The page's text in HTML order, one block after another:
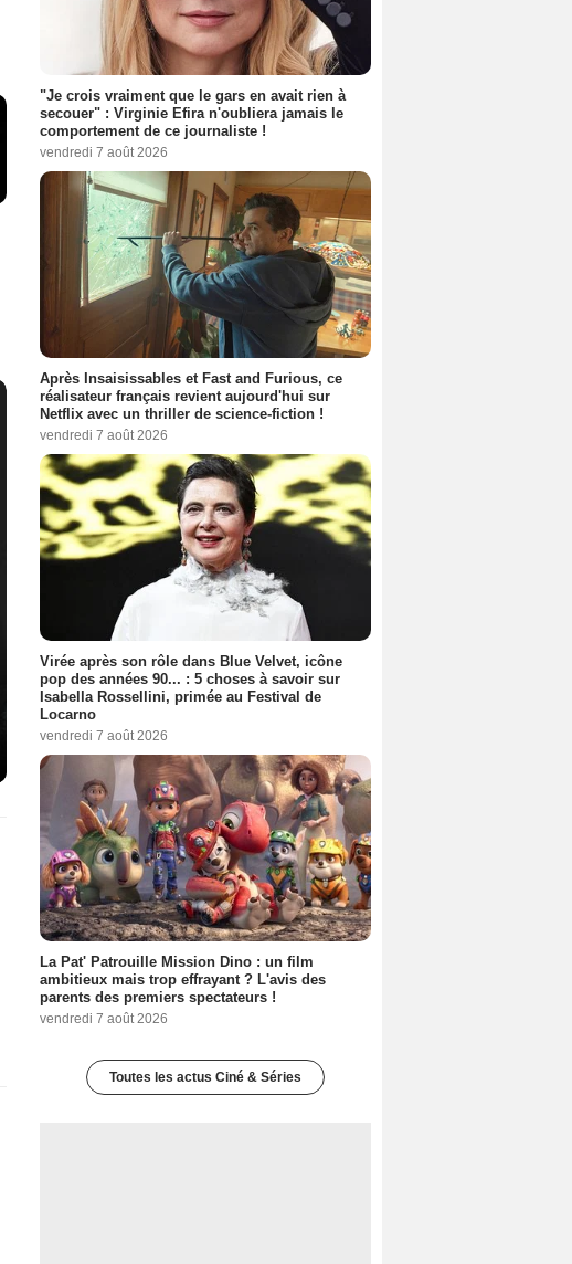
"Je crois vraiment que le gars en avait rien à
secouer" : Virginie Efira n'oubliera jamais le
comportement de ce journaliste !
vendredi 7 août 2026
Après Insaisissables et Fast and Furious, ce
réalisateur français revient aujourd'hui sur
Netflix avec un thriller de science-fiction !
vendredi 7 août 2026
Virée après son rôle dans Blue Velvet, icône
pop des années 90... : 5 choses à savoir sur
Isabella Rossellini, primée au Festival de
Locarno
vendredi 7 août 2026
La Pat' Patrouille Mission Dino : un film
ambitieux mais trop effrayant ? L'avis des
parents des premiers spectateurs !
vendredi 7 août 2026
Toutes les actus Ciné & Séries